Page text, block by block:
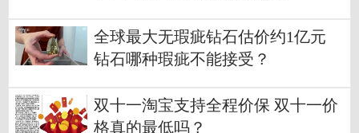
全球最大无瑕疵钻石估价约1亿元
钻石哪种瑕疵不能接受？
双十一淘宝支持全程价保 双十一价
格真的最低吗？